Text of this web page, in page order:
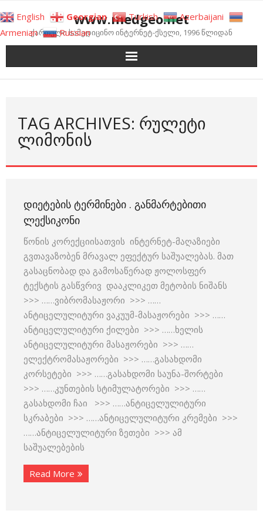
to
content
www.medgeo.net
ქართული სამედიცინო ინტერნეტ-ქსელი, 1996 წლიდან
TAG ARCHIVES: ᲠᲣᲚᲔᲢᲘ
ᲚᲘᲛᲝᲜᲘᲡ
ᲓᲘᲔᲢᲔᲑᲘᲡ ᲢᲔᲠᲛᲘᲜᲔᲑᲘ . ᲒᲐᲜᲛᲐᲠᲢᲔᲑᲘᲗᲘ
ᲚᲔᲥᲡᲘᲙᲝᲜᲘ
წონის კორექციისათვის ინტერნეტ-მაღაზიები
გვთავაზობენ მრავალ ეფექტურ საშუალებას. მათ
გასაცნობად და გამოსაწერად ჟოლოსფერ
ტექსტის გასწვრივ დააკლიკეთ მეტობის ნიშანს
>>> ……ვიბრომასაჟორი >>> ……
ანტიცელულიტური ვაკუუმ-მასაჟორები >>> ……
ანტიცელულიტური ქილები >>> ……ხელის
ანტიცელულიტური მასაჟორები >>> ……
ელექტრომასაჟორები >>> ……გასახდომი
კორსეტები >>> ……გასახდომი საუნა-შორტები
>>> ……კუნთების სტიმულატორები >>> ……
გასახდომი ჩაი >>> ……ანტიცელულიტური
სკრაბები >>> ……ანტიცელულიტური კრემები >>>
……ანტიცელულიტური ზეთები >>> ამ
საშუალებების
Read More
English Georgian Turkish
Azerbaijani
Armenian
Russian